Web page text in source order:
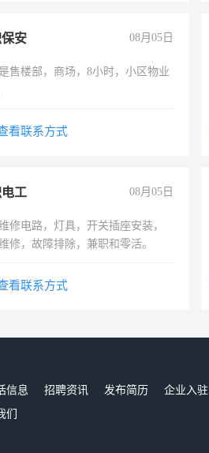
安 08月05日
售楼部，商场，8小时，小区物业
看联系方式
工 08月05日
修电路，灯具，开关插座安装，
修，故障排除，兼职和零活。
看联系方式
信息 招聘资讯 发布简历 企业入驻
们